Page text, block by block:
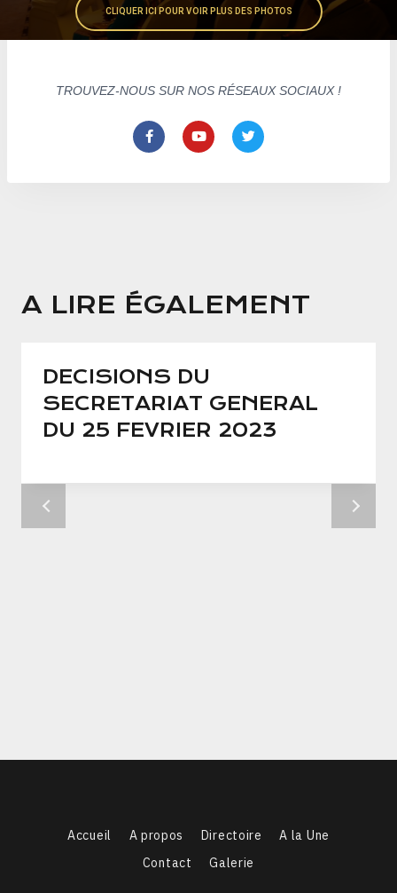
CLIQUER ICI POUR VOIR PLUS DES PHOTOS
TROUVEZ-NOUS SUR NOS RÉSEAUX SOCIAUX !
A LIRE ÉGALEMENT
DECISIONS DU
SECRETARIAT GENERAL
DU 25 FEVRIER 2023
Accueil A propos Directoire
A la Une
Contact
Galerie